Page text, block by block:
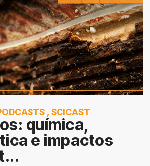
, SCICAST
química,
e impactos